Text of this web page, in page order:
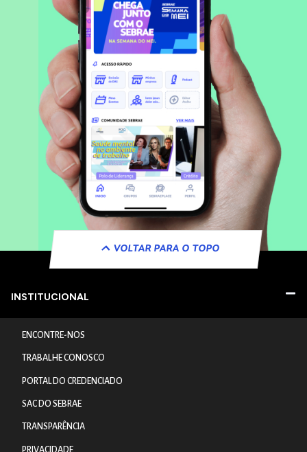
VOLTAR PARA O TOPO
INSTITUCIONAL
ENCONTRE-NOS
TRABALHE CONOSCO
PORTAL DO CREDENCIADO
SAC DO SEBRAE
TRANSPARÊNCIA
PRIVACIDADE